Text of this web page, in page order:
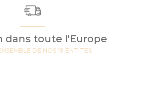
dans toute l'Europe
DE NOS 19 ENTITES